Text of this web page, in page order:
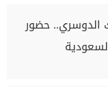
الدوسري.. حضور